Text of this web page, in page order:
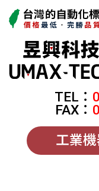
TEL：
FAX：
工業